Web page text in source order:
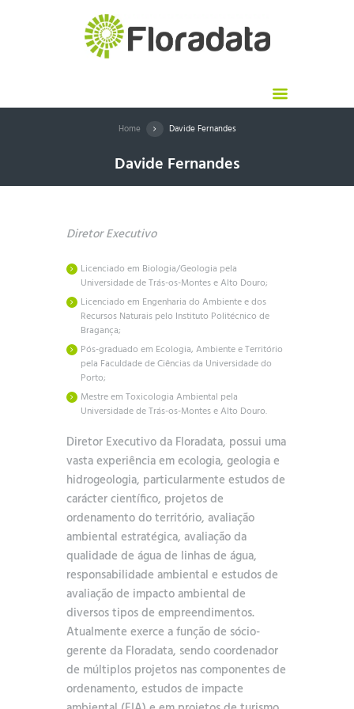
Home Davide Fernandes
Davide Fernandes
Diretor Executivo
Licenciado em Biologia/Geologia pela
Universidade de Trás-os-Montes e Alto Douro;
Licenciado em Engenharia do Ambiente e dos
Recursos Naturais pelo Instituto Politécnico de
Bragança;
Pós-graduado em Ecologia, Ambiente e Território
pela Faculdade de Ciências da Universidade do
Porto;
Mestre em Toxicologia Ambiental pela
Universidade de Trás-os-Montes e Alto Douro.
Diretor Executivo da Floradata, possui uma
vasta experiência em ecologia, geologia e
hidrogeologia, particularmente estudos de
carácter científico, projetos de
ordenamento do território, avaliação
ambiental estratégica, avaliação da
qualidade de água de linhas de água,
responsabilidade ambiental e estudos de
avaliação de impacto ambiental de
diversos tipos de empreendimentos.
Atualmente exerce a função de sócio-
gerente da Floradata, sendo coordenador
de múltiplos projetos nas componentes de
ordenamento, estudos de impacte